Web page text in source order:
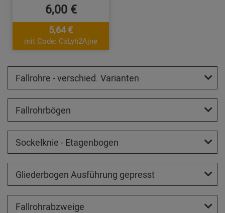
6,00 €
5,64 €
mit Code: CxLyh2Ajne
Fallrohre - verschied. Varianten
Fallrohrbögen
Sockelknie - Etagenbogen
Gliederbogen Ausführung gepresst
Fallrohrabzweige